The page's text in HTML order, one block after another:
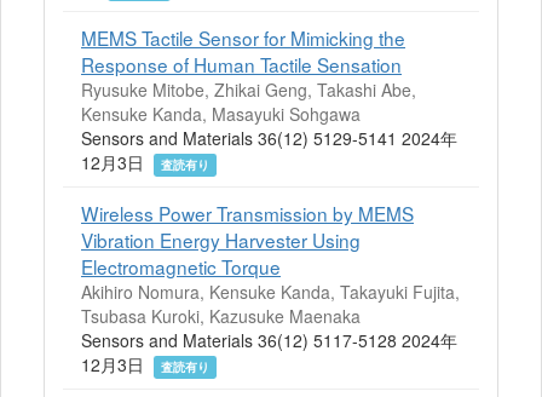
MEMS Tactile Sensor for Mimicking the
Response of Human Tactile Sensation
Ryusuke Mitobe, Zhikai Geng, Takashi Abe,
Kensuke Kanda, Masayuki Sohgawa
Sensors and Materials 36(12) 5129-5141 2024年
12月3日
査読有り
Wireless Power Transmission by MEMS
Vibration Energy Harvester Using
Electromagnetic Torque
Akihiro Nomura, Kensuke Kanda, Takayuki Fujita,
Tsubasa Kuroki, Kazusuke Maenaka
Sensors and Materials 36(12) 5117-5128 2024年
12月3日
査読有り